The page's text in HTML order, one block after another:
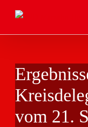
Inhalt
springen
vom 21.